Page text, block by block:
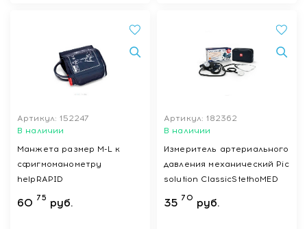
Артикул: 152247
В наличии
Манжета размер M-L к
сфигмоманометру
helpRAPID
60 75 руб.
Артикул: 182362
В наличии
Измеритель артериального
давления механический Pic
solution ClassicStethoMED
35 70 руб.